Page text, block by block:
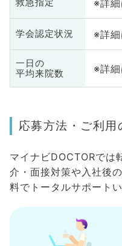
救急指定 ※詳
学会認定状況 ※詳
一日の
平均来院数
※詳
応募方法・ご利用
マイナビDOCTORでは
介・面接対策や入社後
料でトータルサポートい